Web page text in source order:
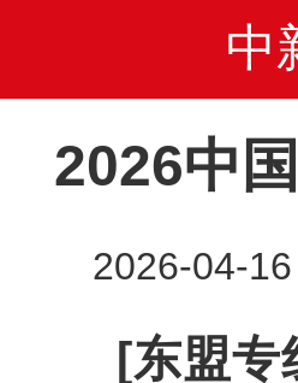
中
2026中
2026-04-
[东盟